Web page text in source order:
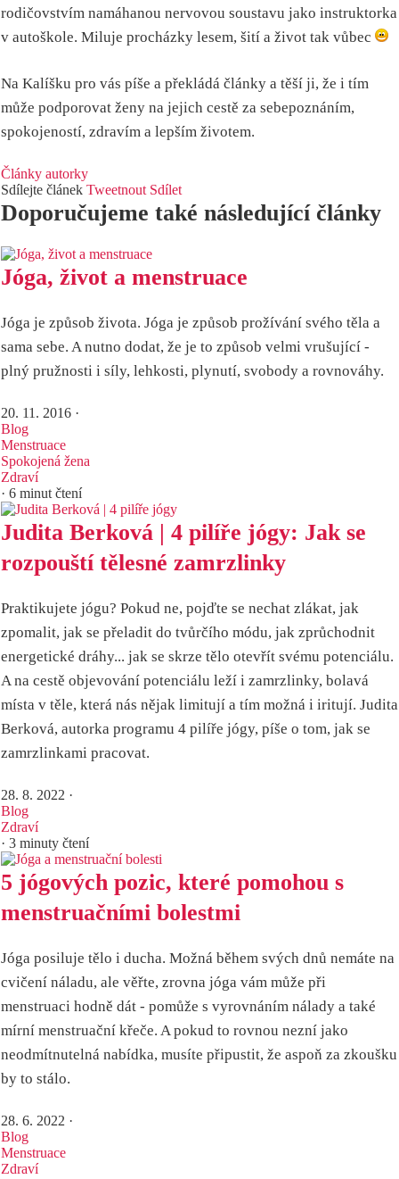
rodičovstvím namáhanou nervovou soustavu jako instruktorka
v autoškole. Miluje procházky lesem, šití a život tak vůbec
Na Kalíšku pro vás píše a překládá články a těší ji, že i tím
může podporovat ženy na jejich cestě za sebepoznáním,
spokojeností, zdravím a lepším životem.
Články autorky
Sdílejte článek Tweetnout Sdílet
Doporučujeme také následující články
Jóga, život a menstruace
Jóga je způsob života. Jóga je způsob prožívání svého těla a
sama sebe. A nutno dodat, že je to způsob velmi vrušující -
plný pružnosti i síly, lehkosti, plynutí, svobody a rovnováhy.
20. 11. 2016 ·
Blog
Menstruace
Spokojená žena
Zdraví
· 6 minut čtení
Judita Berková | 4 pilíře jógy: Jak se
rozpouští tělesné zamrzlinky
Praktikujete jógu? Pokud ne, pojďte se nechat zlákat, jak
zpomalit, jak se přeladit do tvůrčího módu, jak zprůchodnit
energetické dráhy... jak se skrze tělo otevřít svému potenciálu.
A na cestě objevování potenciálu leží i zamrzlinky, bolavá
místa v těle, která nás nějak limitují a tím možná i iritují. Judita
Berková, autorka programu 4 pilíře jógy, píše o tom, jak se
zamrzlinkami pracovat.
28. 8. 2022 ·
Blog
Zdraví
· 3 minuty čtení
5 jógových pozic, které pomohou s
menstruačními bolestmi
Jóga posiluje tělo i ducha. Možná během svých dnů nemáte na
cvičení náladu, ale věřte, zrovna jóga vám může při
menstruaci hodně dát - pomůže s vyrovnáním nálady a také
mírní menstruační křeče. A pokud to rovnou nezní jako
neodmítnutelná nabídka, musíte připustit, že aspoň za zkoušku
by to stálo.
28. 6. 2022 ·
Blog
Menstruace
Zdraví